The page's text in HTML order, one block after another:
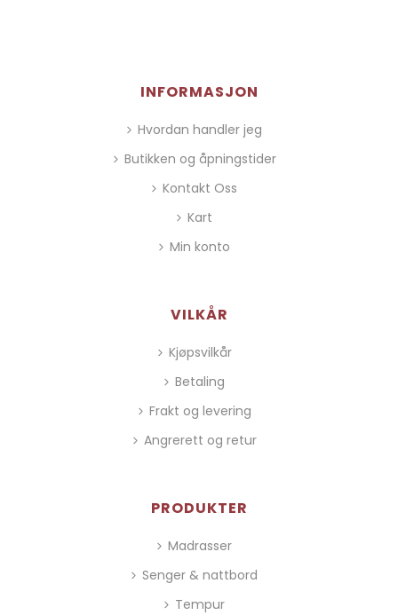
INFORMASJON
Hvordan handler jeg
Butikken og åpningstider
Kontakt Oss
Kart
Min konto
VILKÅR
Kjøpsvilkår
Betaling
Frakt og levering
Angrerett og retur
PRODUKTER
Madrasser
Senger & nattbord
Tempur